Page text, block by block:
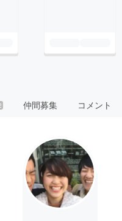
仲間募集 コメント